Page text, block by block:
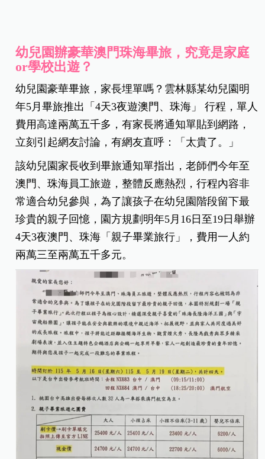
幼兒園辦豪華澳門珠海畢旅，究竟是家庭
or學校出遊？
幼兒園豪華畢旅，家長埋單嗎？雲林縣某幼兒園明
年5月畢旅推出「4天3夜遊澳門、珠海」 行程，單人
費用高達兩萬五千多，有家長將通知單貼到網路，
立刻引起網友討論，有網友直呼：「太貴了。」
該幼兒園家長收到畢旅通知單指出，老師們今年至
澳門、珠海員工旅遊，整體反應熱烈，行程內容非
常適合幼兒參與，為了讓孩子在幼兒園階段留下最
珍貴的親子回憶，園方規劃明年5月16日至19日舉辦
4天3夜澳門、珠海「親子畢業旅行」，費用一人約
兩萬三至兩萬五千多元。